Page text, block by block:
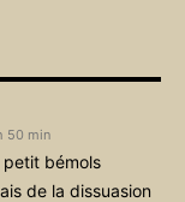
50 min
petit bémols
de la dissuasion